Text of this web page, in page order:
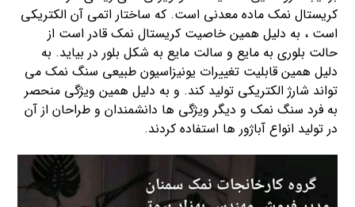
کریستال نمک ماده معدنی است. که ساختار اتمی آن الکتریکی
است ، به دلیل همین خاصیت کریستال نمک قادر است از
حالت بلوری به مایع و سالت مایع به شکل بلور در بیاید. به
دلیل همین قابلیت تغییرات یونیزاسیون طبیعی سنگ نمک می
تواند شارژ الکتریکی تولید کند. و به دلیل همین ویژگی منحصر
به فرد سنگ نمک و دیگر ویژگی ها دانشمندان و طراحان از آن
در تولید انواع آباژور ها استفاده کردند.